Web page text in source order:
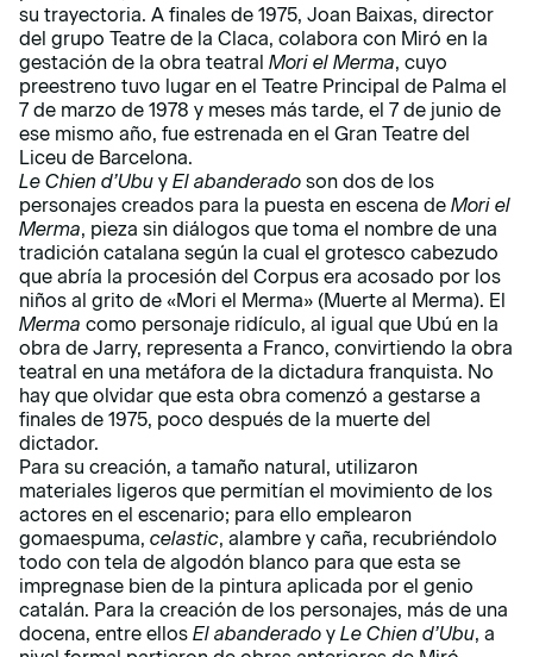
su trayectoria. A finales de 1975, Joan Baixas, director
del grupo Teatre de la Claca, colabora con Miró en la
gestación de la obra teatral Mori el Merma, cuyo
preestreno tuvo lugar en el Teatre Principal de Palma el
7 de marzo de 1978 y meses más tarde, el 7 de junio de
ese mismo año, fue estrenada en el Gran Teatre del
Liceu de Barcelona.
Le Chien d’Ubu y El abanderado son dos de los
personajes creados para la puesta en escena de Mori el
Merma, pieza sin diálogos que toma el nombre de una
tradición catalana según la cual el grotesco cabezudo
que abría la procesión del Corpus era acosado por los
niños al grito de «Mori el Merma» (Muerte al Merma). El
Merma como personaje ridículo, al igual que Ubú en la
obra de Jarry, representa a Franco, convirtiendo la obra
teatral en una metáfora de la dictadura franquista. No
hay que olvidar que esta obra comenzó a gestarse a
finales de 1975, poco después de la muerte del
dictador.
Para su creación, a tamaño natural, utilizaron
materiales ligeros que permitían el movimiento de los
actores en el escenario; para ello emplearon
gomaespuma, celastic, alambre y caña, recubriéndolo
todo con tela de algodón blanco para que esta se
impregnase bien de la pintura aplicada por el genio
catalán. Para la creación de los personajes, más de una
docena, entre ellos El abanderado y Le Chien d’Ubu, a